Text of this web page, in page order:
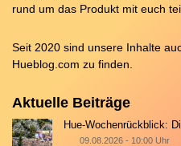
rund um das Produkt mit euch
Seit 2020 sind unsere Inhalte
Hueblog.com zu finden.
Aktuelle Beiträge
Hue-Wochenrückblick:
09.08.2026 - 10:00 Uhr